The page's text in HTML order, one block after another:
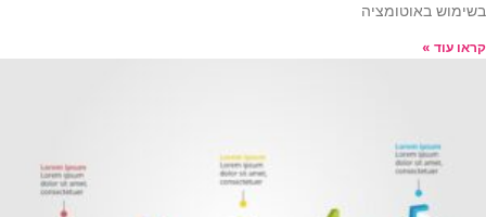
בשימוש באוטומציה
קראו עוד »